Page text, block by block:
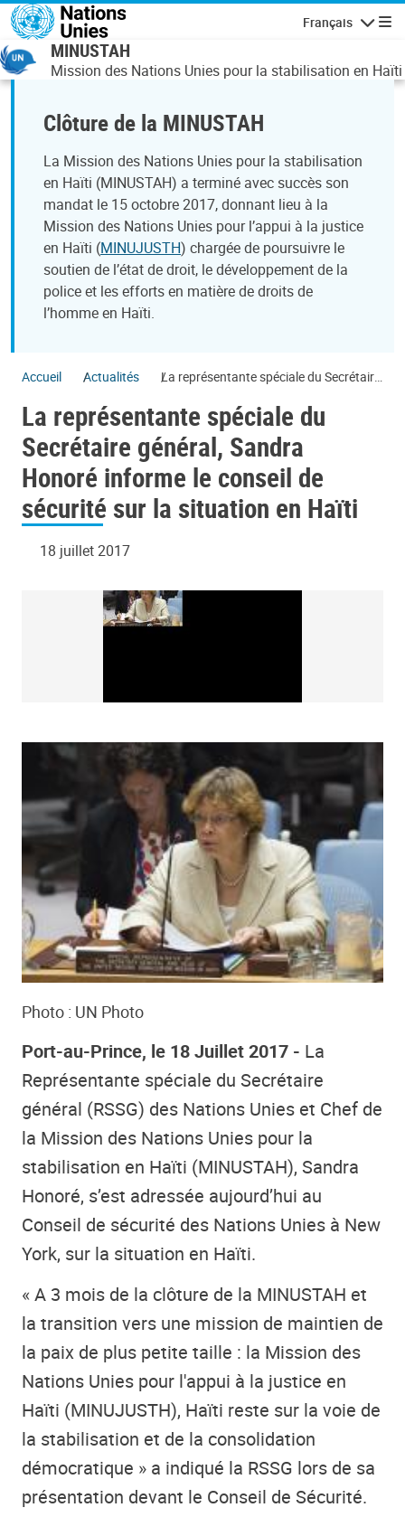
Aller au contenu principal
Français
MINUSTAH
Mission des Nations Unies pour la stabilisation en Haïti
Clôture de la MINUSTAH
La Mission des Nations Unies pour la stabilisation
en Haïti (MINUSTAH) a terminé avec succès son
mandat le 15 octobre 2017, donnant lieu à la
Mission des Nations Unies pour l’appui à la justice
en Haïti (MINUJUSTH) chargée de poursuivre le
soutien de l’état de droit, le développement de la
police et les efforts en matière de droits de
l’homme en Haïti.
Accueil Actualités
La représentante spéciale du Secrétaire
conseil de sécurité sur la situation en
Haïti
La représentante spéciale du
Secrétaire général, Sandra
Honoré informe le conseil de
sécurité sur la situation en Haïti
18 juillet 2017
Photo : UN Photo
Port-au-Prince, le 18 Juillet 2017 - La
Représentante spéciale du Secrétaire
général (RSSG) des Nations Unies et Chef de
la Mission des Nations Unies pour la
stabilisation en Haïti (MINUSTAH), Sandra
Honoré, s’est adressée aujourd’hui au
Conseil de sécurité des Nations Unies à New
York, sur la situation en Haïti.
« A 3 mois de la clôture de la MINUSTAH et
la transition vers une mission de maintien de
la paix de plus petite taille : la Mission des
Nations Unies pour l'appui à la justice en
Haïti (MINUJUSTH), Haïti reste sur la voie de
la stabilisation et de la consolidation
démocratique » a indiqué la RSSG lors de sa
présentation devant le Conseil de Sécurité.